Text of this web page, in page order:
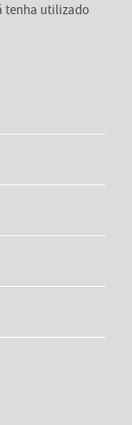
tenha utilizado